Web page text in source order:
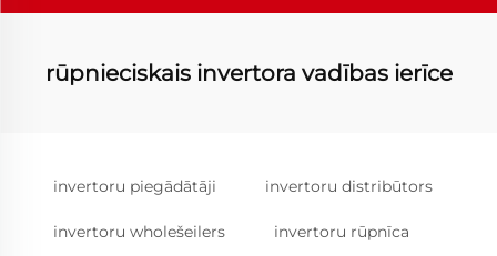
rūpnieciskais invertora vadības ierīce
invertoru piegādātāji invertoru distribūtors
invertoru wholešeilers invertoru rūpnīca